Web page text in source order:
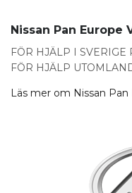
Nissan Pan Europe
FÖR HJÄLP I
FÖR HJÄLP
Läs mer om Nissan